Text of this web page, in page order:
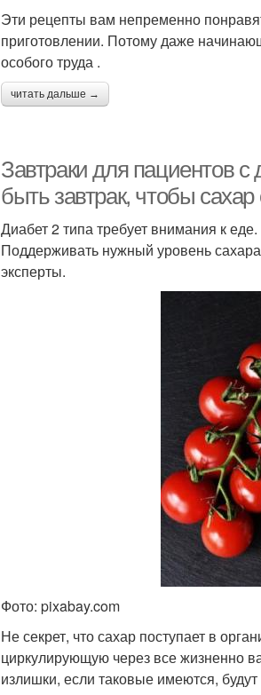
Эти рецепты вам непременно
приготовлении. Потому даже
особого труда .
читать дальше →
Завтраки для пациентов
быть завтрак, чтобы
Диабет 2 типа требует внимания к
Поддерживать нужный уровень
эксперты.
Фото: pixabay.com
Не секрет, что сахар поступает в
циркулирующую через все жизненно
излишки, если таковые имеются, будут